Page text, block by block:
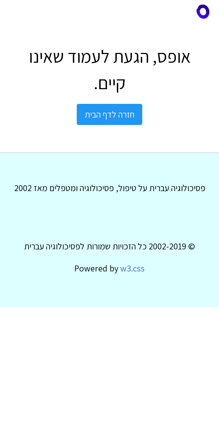
אופס, הגעת לעמוד שאינו
קיים.
חזרה לדף הבית
פסיכולוגיה עברית על טיפול, פסיכולוגיה ומטפלים מאז 2002
© 2002-2019 כל הזכויות שמורות לפסיכולוגיה עברית
Powered byw3.css